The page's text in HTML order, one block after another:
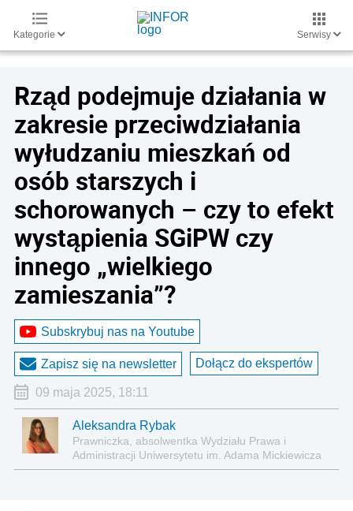
Kategorie Serwisy
Rząd podejmuje działania w
zakresie przeciwdziałania
wyłudzaniu mieszkań od
osób starszych i
schorowanych – czy to efekt
wystąpienia SGiPW czy
innego „wielkiego
zamieszania”?
Subskrybuj nas na Youtube
Zapisz się na newsletter Dołącz do ekspertów
09 maja 2025, 18:11
Aleksandra Rybak
Prawniczka, absolwentka Wydziału Prawa i
Administracji Uniwersytetu im. Adama Mickiewicza
w Poznaniu